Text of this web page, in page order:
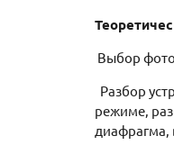
Выбор
Разбор
режиме,
диафрагма,